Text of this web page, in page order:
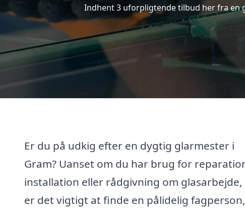
Indhent 3 uforpligtende tilbud her fra en
Er du på udkig efter en dygtig glarmester i
Gram? Uanset om du har brug for
installation eller rådgivning om glasarbejde,
er det vigtigt at finde en pålidelig fagperson,